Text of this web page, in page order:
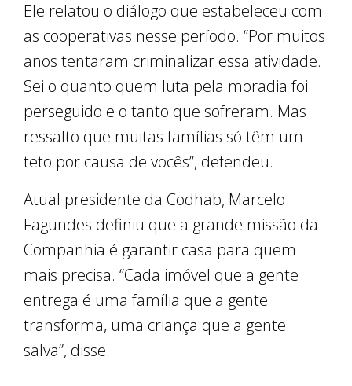
Ele relatou o diálogo que estabeleceu com
as cooperativas nesse período. “Por muitos
anos tentaram criminalizar essa atividade.
Sei o quanto quem luta pela moradia foi
perseguido e o tanto que sofreram. Mas
ressalto que muitas famílias só têm um
teto por causa de vocês”, defendeu.
Atual presidente da Codhab, Marcelo
Fagundes definiu que a grande missão da
Companhia é garantir casa para quem
mais precisa. “Cada imóvel que a gente
entrega é uma família que a gente
transforma, uma criança que a gente
salva”, disse.